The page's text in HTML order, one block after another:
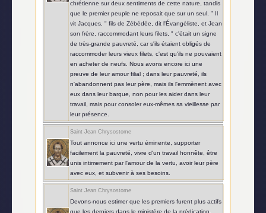
chrétienne sur deux sentiments de cette nature, tandis
que le premier peuple ne reposait que sur un seul. " Il
vit Jacques, " fils de Zébédée, dit l'Évangéliste, et Jean
son frère, raccommodant leurs filets, " c'était un signe
de très-grande pauvreté, car s'ils étaient obligés de
raccommoder leurs vieux filets, c'est qu'ils ne pouvaient
en acheter de neufs. Nous avons encore ici une
preuve de leur amour filial ; dans leur pauvreté, ils
n'abandonnent pas leur père, mais ils l'emmènent avec
eux dans leur barque, non pour les aider dans leur
travail, mais pour consoler eux-mêmes sa vieillesse par
leur présence.
Saint Jean Chrysostome
Tout annonce ici une vertu éminente, supporter
facilement la pauvreté, vivre d'un travail honnête, être
unis intimement par l'amour de la vertu, avoir leur père
avec eux, et subvenir à ses besoins.
Saint Jean Chrysostome
Devons-nous estimer que les premiers furent plus actifs
que les derniers dans le ministère de la prédication,